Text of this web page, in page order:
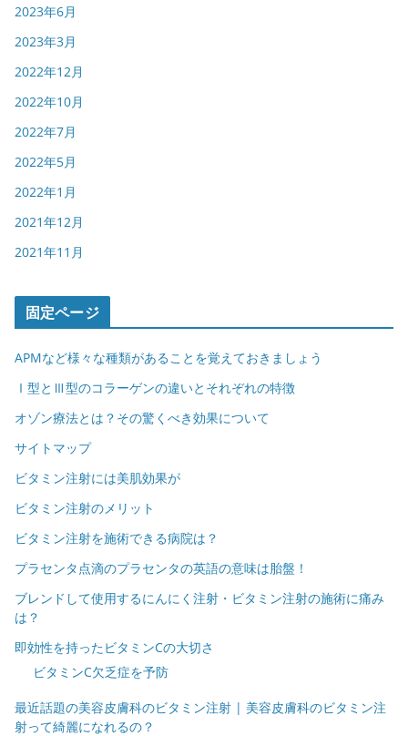
2023年6月
2023年3月
2022年12月
2022年10月
2022年7月
2022年5月
2022年1月
2021年12月
2021年11月
固定ページ
APMなど様々な種類があることを覚えておきましょう
Ⅰ型とⅢ型のコラーゲンの違いとそれぞれの特徴
オゾン療法とは？その驚くべき効果について
サイトマップ
ビタミン注射には美肌効果が
ビタミン注射のメリット
ビタミン注射を施術できる病院は？
プラセンタ点滴のプラセンタの英語の意味は胎盤！
ブレンドして使用するにんにく注射・ビタミン注射の施術に痛み
は？
即効性を持ったビタミンCの大切さ
ビタミンC欠乏症を予防
最近話題の美容皮膚科のビタミン注射 | 美容皮膚科のビタミン注
射って綺麗になれるの？